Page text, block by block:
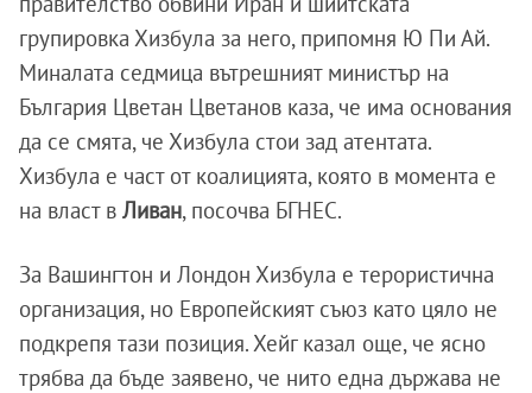
групировка Хизбула за него, припомня Ю Пи Ай.
Миналата седмица вътрешният министър на
България Цветан Цветанов каза, че има основания
да се смята, че Хизбула стои зад атентата.
Хизбула е част от коалицията, която в момента е
на власт в Ливан, посочва БГНЕС.
За Вашингтон и Лондон Хизбула е терористична
организация, но Европейският съюз като цяло не
подкрепя тази позиция. Хейг казал още, че ясно
трябва да бъде заявено, че нито една държава не